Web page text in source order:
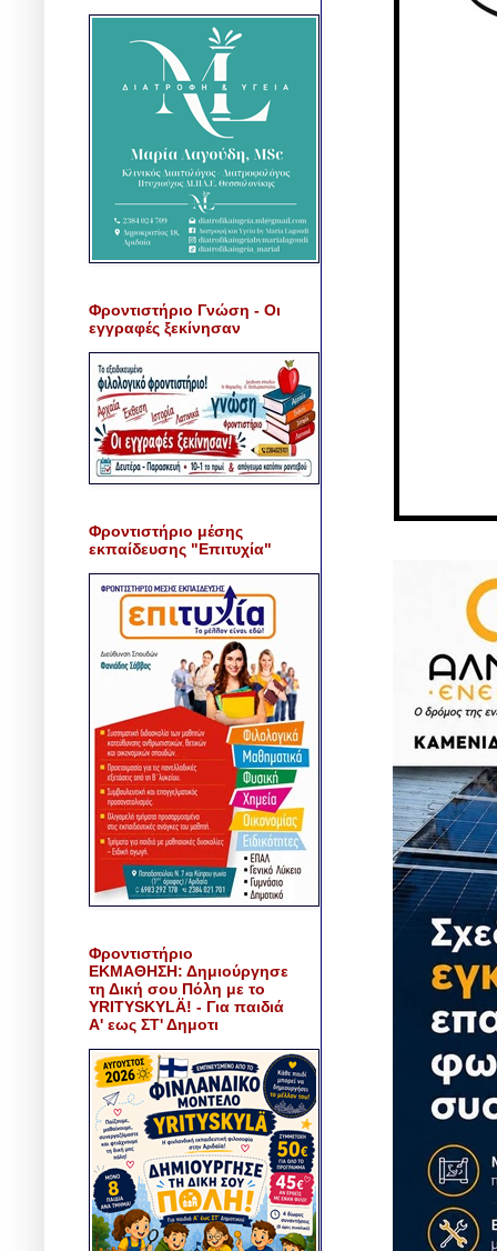
Φροντιστήριο Γνώση - Οι
εγγραφές ξεκίνησαν
Φροντιστήριο μέσης
εκπαίδευσης "Επιτυχία"
Φροντιστήριο
ΕΚΜΑΘΗΣΗ: Δημιούργησε
τη Δική σου Πόλη με το
YRITYSKYLÄ! - Για παιδιά
Α' εως ΣΤ' Δημοτι